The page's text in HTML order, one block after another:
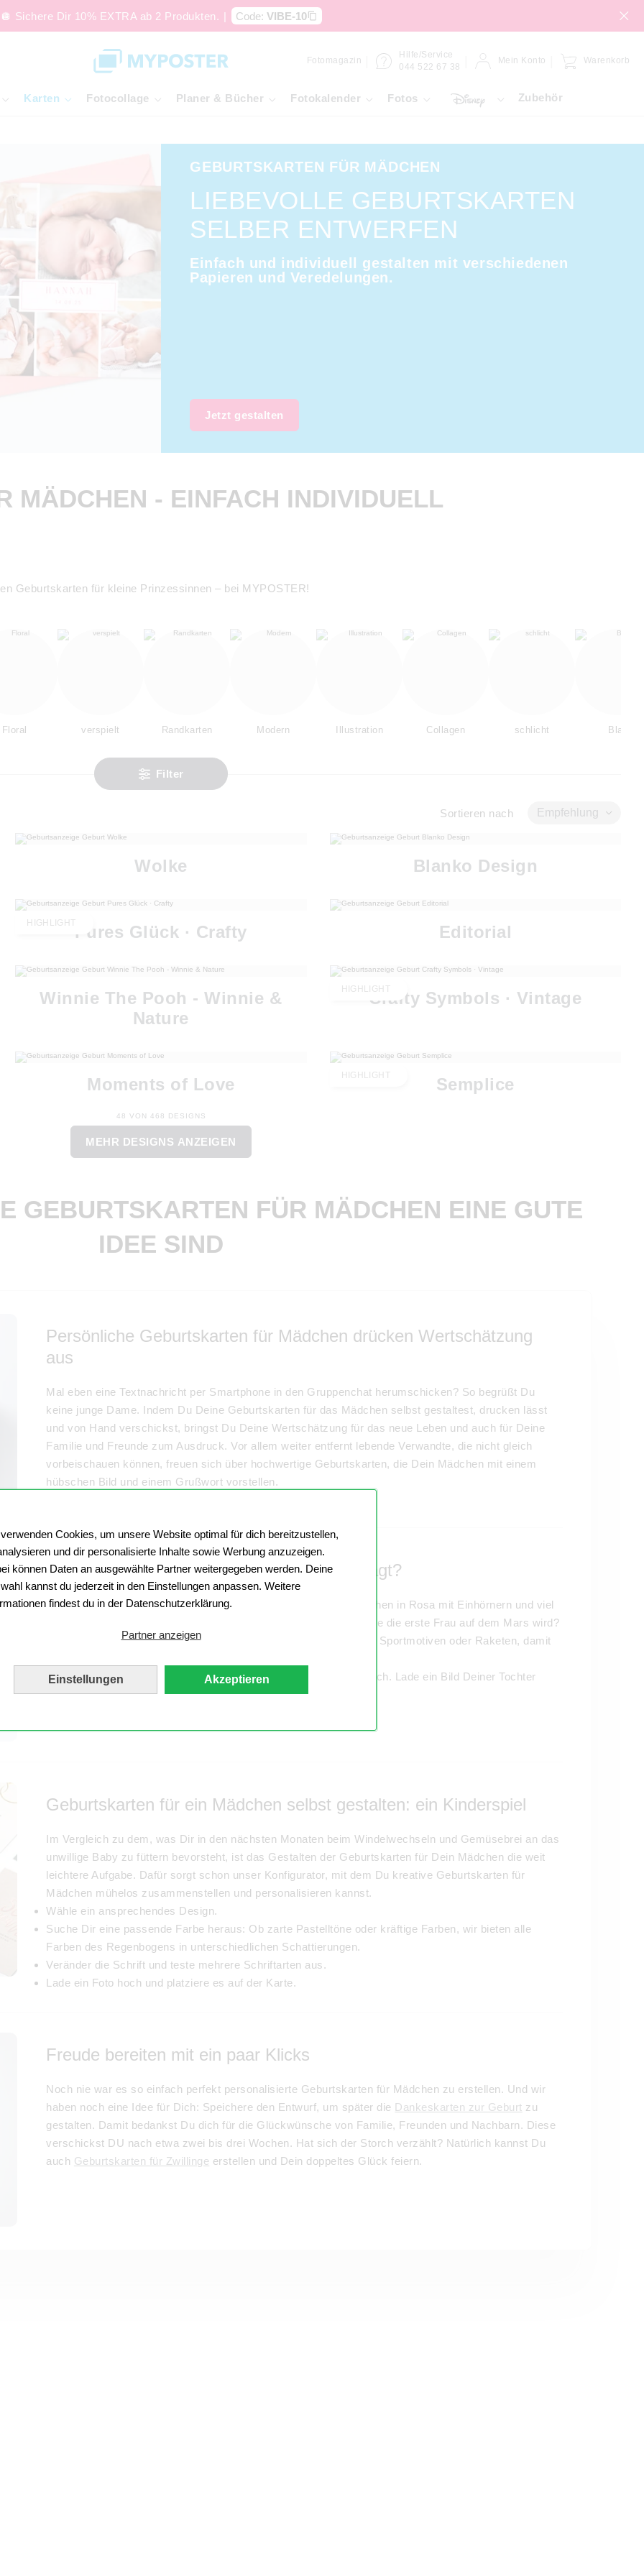
Cookies, um unsere Website optimal für dich bereitzustellen,
und dir personalisierte Inhalte sowie Werbung anzuzeigen.
können Daten an ausgewählte Partner weitergegeben werden. Deine
kannst du jederzeit in den Einstellungen anpassen. Weitere
findest du in der Datenschutzerklärung.
Partner anzeigen
Einstellungen Akzeptieren
🪩 Sichere Dir 10% EXTRA ab 2 Produkten. | Code: VIBE-10
Fotomagazin
Hilfe/Service
044 522 67 38
Mein Konto Warenkorb
Karten Fotocollage Planer & Bücher Fotokalender Fotos Zubehör
GEBURTSKARTEN FÜR MÄDCHEN
LIEBEVOLLE GEBURTSKARTEN
SELBER ENTWERFEN
Einfach und individuell gestalten mit verschiedenen
Papieren und Veredelungen.
Jetzt gestalten
MÄDCHEN - EINFACH INDIVIDUELL
Geburtskarten für kleine Prinzessinnen – bei MYPOSTER!
Floral verspielt Randkarten Modern Illustration Collagen schlicht Blau
Filter
Sortieren nach Empfehlung
Wolke Blanko Design
HIGHLIGHTPures Glück · Crafty Editorial
Winnie The Pooh - Winnie &
Nature
HIGHLIGHTCrafty Symbols · Vintage
Moments of Love HIGHLIGHT Semplice
48 VON 468 DESIGNS
MEHR DESIGNS ANZEIGEN
GEBURTSKARTEN FÜR MÄDCHEN EINE GUTE
IDEE SIND
Persönliche Geburtskarten für Mädchen drücken Wertschätzung
aus
Mal eben eine Textnachricht per Smartphone in den Gruppenchat herumschicken? So begrüßt Du
keine junge Dame. Indem Du Deine Geburtskarten für das Mädchen selbst gestaltest, drucken lässt
und von Hand verschickst, bringst Du Deine Wertschätzung für das neue Leben und auch für Deine
Familie und Freunde zum Ausdruck. Vor allem weiter entfernt lebende Verwandte, die nicht gleich
vorbeischauen können, freuen sich über hochwertige Geburtskarten, die Dein Mädchen mit einem
hübschen Bild und einem Grußwort vorstellen.
Geburtskarten für ein Mädchen: Ideen gefragt?
Es müssen nicht unbedingt die typischen Geburtskarten für Mädchen in Rosa mit Einhörnern und viel
Glitzer sein. Vielleicht wünscht Du ihr einen WM-Titel oder dass sie die erste Frau auf dem Mars wird?
Gestalte die Karten in Anlehnung an
mit Sportmotiven oder Raketen, damit
Nun wirst Du bei deinen Geburtskarten für Dein Mädchen persönlich. Lade ein Bild Deiner Tochter
hoch und verfasse selbst einige Worte.
Geburtskarten für ein Mädchen selbst gestalten: ein Kinderspiel
Im Vergleich zu dem, was Dir in den nächsten Monaten beim Windelwechseln und Gemüsebrei an das
unwillige Baby zu füttern bevorsteht, ist das Gestalten der Geburtskarten für Dein Mädchen die weit
leichtere Aufgabe. Dafür sorgt schon unser Konfigurator, mit dem Du kreative Geburtskarten für
Mädchen mühelos zusammenstellen und personalisieren kannst.
Wähle ein ansprechendes Design.
Suche Dir eine passende Farbe heraus: Ob zarte Pastelltöne oder kräftige Farben, wir bieten alle
Farben des Regenbogens in unterschiedlichen Schattierungen.
Veränder die Schrift und teste mehrere Schriftarten aus.
Lade ein Foto hoch und platziere es auf der Karte.
Freude bereiten mit ein paar Klicks
Noch nie war es so einfach perfekt personalisierte Geburtskarten für Mädchen zu erstellen. Und wir
haben noch eine Idee für Dich: Speichere den Entwurf, um später die Dankeskarten zur Geburt zu
gestalten. Damit bedankst Du dich für die Glückwünsche von Familie, Freunden und Nachbarn. Diese
verschickst DU nach etwa zwei bis drei Wochen. Hat sich der Storch verzählt? Natürlich kannst Du
auch Geburtskarten für Zwillinge erstellen und Dein doppeltes Glück feiern.